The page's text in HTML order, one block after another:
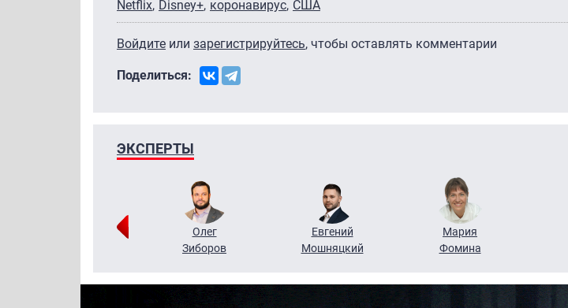
Netflix Disney+ коронавирус США
Войдите или зарегистрируйтесь, чтобы оставлять комментарии
Поделиться:
ЭКСПЕРТЫ
Олег
Зиборов
Евгений
Мошняцкий
Мария
Фомина